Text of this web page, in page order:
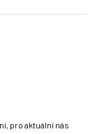
pro aktuální nás